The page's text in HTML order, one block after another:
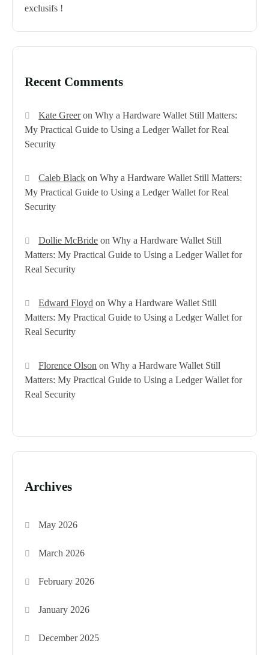
exclusifs !
Recent Comments
Kate GreeronWhy a Hardware Wallet Still Matters:
My Practical Guide to Using a Ledger Wallet for Real
Security
Caleb Black onWhy a Hardware Wallet Still Matters:
My Practical Guide to Using a Ledger Wallet for Real
Security
Dollie McBride onWhy a Hardware Wallet Still
Matters: My Practical Guide to Using a Ledger Wallet for
Real Security
Edward Floyd onWhy a Hardware Wallet Still
Matters: My Practical Guide to Using a Ledger Wallet for
Real Security
Florence Olson onWhy a Hardware Wallet Still
Matters: My Practical Guide to Using a Ledger Wallet for
Real Security
Archives
May 2026
March 2026
February 2026
January 2026
December 2025